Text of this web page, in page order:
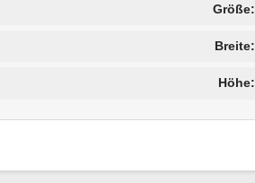
Größe:
Breite:
Höhe: